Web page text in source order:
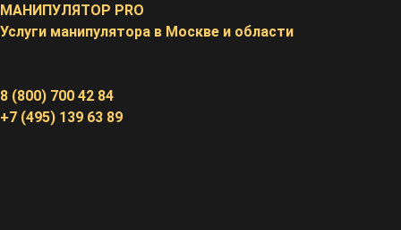
Перейти
к
МАНИПУЛЯТОР PRO
Услуги манипулятора в Москве и области
8 (800) 700 42 84
+7 (495) 139 63 89